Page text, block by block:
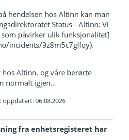
hendelsen hos Altinn kan man
Status - Altinn: Vi
påvirker ulik funksjonalitet]
incidents/9z8m5c7glfqy).
Altinn, og våre berørte
normalt igjen..
oppdatert: 06.08.2026
fra enhetsregisteret har